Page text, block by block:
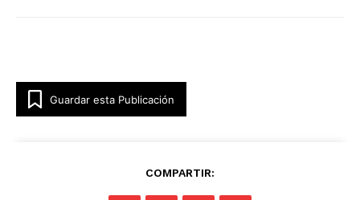
Guardar esta Publicación
COMPARTIR: